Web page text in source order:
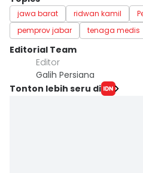
jawa barat ridwan kamil
pemprov jabar
tenaga medis
Editorial Team
Editor
Galih Persiana
Tonton lebih seru di